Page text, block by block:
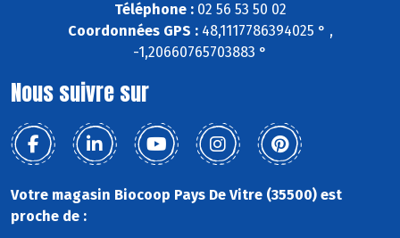
Téléphone :02 56 53 50 02
Coordonnées GPS :48,1117786394025 ° ,
-1,20660765703883 °
Nous suivre sur
Votre magasin Biocoop Pays De Vitre (35500) est
proche de :